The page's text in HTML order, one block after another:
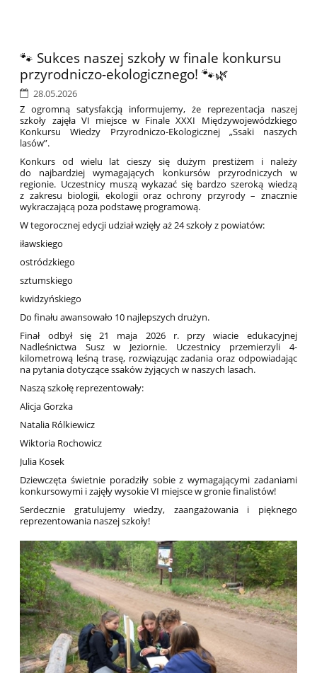
🐾 Sukces naszej szkoły w finale konkursu
przyrodniczo-ekologicznego! 🐾🌿
28.05.2026
Z ogromną satysfakcją informujemy, że reprezentacja naszej
szkoły zajęła VI miejsce w Finale XXXI Międzywojewódzkiego
Konkursu Wiedzy Przyrodniczo-Ekologicznej „Ssaki naszych
lasów”.
Konkurs od wielu lat cieszy się dużym prestiżem i należy
do najbardziej wymagających konkursów przyrodniczych w
regionie. Uczestnicy muszą wykazać się bardzo szeroką wiedzą
z zakresu biologii, ekologii oraz ochrony przyrody – znacznie
wykraczającą poza podstawę programową.
W tegorocznej edycji udział wzięły aż 24 szkoły z powiatów:
iławskiego
ostródzkiego
sztumskiego
kwidzyńskiego
Do finału awansowało 10 najlepszych drużyn.
Finał odbył się 21 maja 2026 r. przy wiacie edukacyjnej
Nadleśnictwa Susz w Jeziornie. Uczestnicy przemierzyli 4-
kilometrową leśną trasę, rozwiązując zadania oraz odpowiadając
na pytania dotyczące ssaków żyjących w naszych lasach.
Naszą szkołę reprezentowały:
Alicja Gorzka
Natalia Rólkiewicz
Wiktoria Rochowicz
Julia Kosek
Dziewczęta świetnie poradziły sobie z wymagającymi zadaniami
konkursowymi i zajęły wysokie VI miejsce w gronie finalistów!
Serdecznie gratulujemy wiedzy, zaangażowania i pięknego
reprezentowania naszej szkoły!